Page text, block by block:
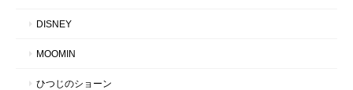
DISNEY
MOOMIN
ひつじのショーン